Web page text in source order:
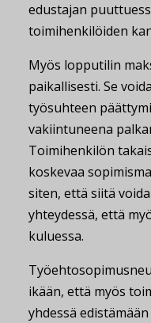
edustajan
toimihenkilöiden
Myös lopputilin
paikallisesti. Se
työsuhteen
vakiintuneena
Toimihenkilön
koskevaa
siten, että siitä
yhteydessä, että
kuluessa.
ikään, että myös
yhdessä